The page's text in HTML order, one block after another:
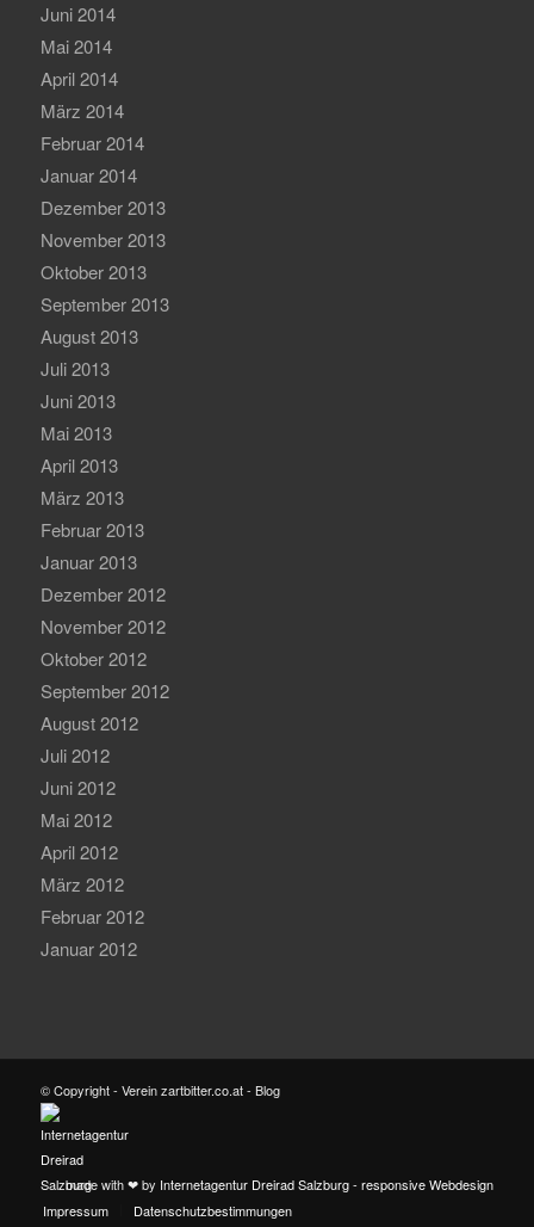
Juni 2014
Mai 2014
April 2014
März 2014
Februar 2014
Januar 2014
Dezember 2013
November 2013
Oktober 2013
September 2013
August 2013
Juli 2013
Juni 2013
Mai 2013
April 2013
März 2013
Februar 2013
Januar 2013
Dezember 2012
November 2012
Oktober 2012
September 2012
August 2012
Juli 2012
Juni 2012
Mai 2012
April 2012
März 2012
Februar 2012
Januar 2012
© Copyright - Verein zartbitter.co.at - Blog
made with ❤ by Internetagentur Dreirad Salzburg - responsive Webdesign
Impressum
Datenschutzbestimmungen